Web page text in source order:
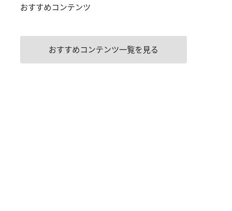
おすすめコンテンツ
おすすめコンテンツ一覧を見る